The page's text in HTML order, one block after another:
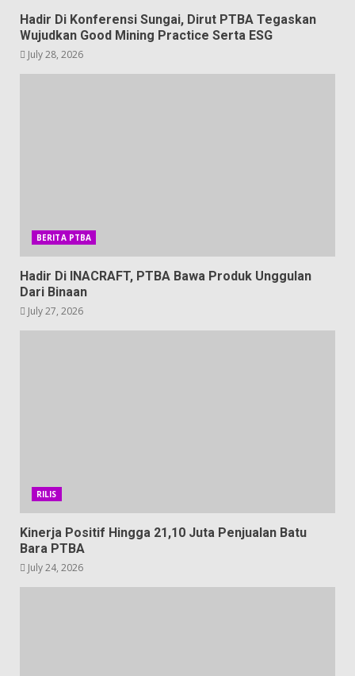
Hadir Di Konferensi Sungai, Dirut PTBA Tegaskan
Wujudkan Good Mining Practice Serta ESG
July 28, 2026
BERITA PTBA
Hadir Di INACRAFT, PTBA Bawa Produk Unggulan
Dari Binaan
July 27, 2026
RILIS
Kinerja Positif Hingga 21,10 Juta Penjualan Batu
Bara PTBA
July 24, 2026